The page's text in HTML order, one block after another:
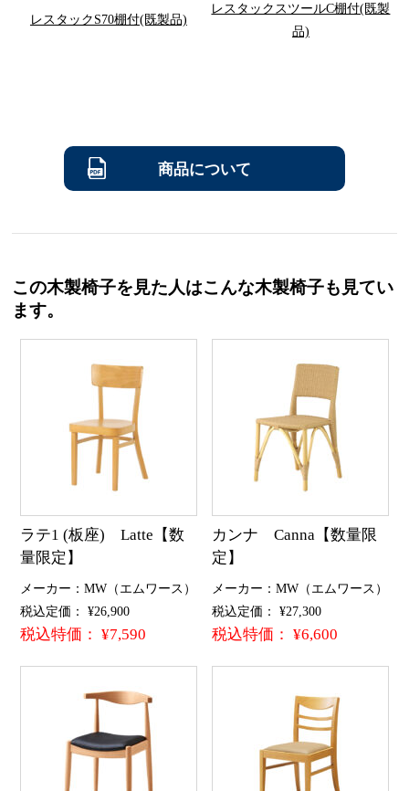
レスタックS70棚付(既製品)
レスタックスツールC棚付(既製
品)
商品について
この木製椅子を見た人はこんな木製椅子も見てい
ます。
ラテ1 (板座) Latte【数
量限定】
メーカー：MW（エムワース）
税込定価： ¥26,900
税込特価： ¥7,590
カンナ Canna【数量限
定】
メーカー：MW（エムワース）
税込定価： ¥27,300
税込特価： ¥6,600